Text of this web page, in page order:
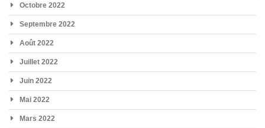
Octobre 2022
Septembre 2022
Août 2022
Juillet 2022
Juin 2022
Mai 2022
Mars 2022